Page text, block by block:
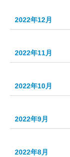
2022年12月
2022年11月
2022年10月
2022年9月
2022年8月